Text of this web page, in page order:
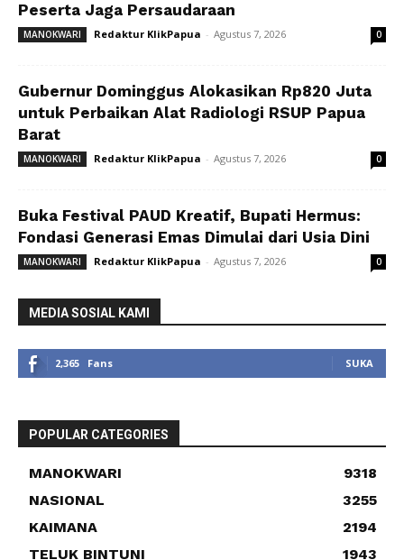
Peserta Jaga Persaudaraan
MANOKWARI Redaktur KlikPapua - Agustus 7, 2026 0
Gubernur Dominggus Alokasikan Rp820 Juta
untuk Perbaikan Alat Radiologi RSUP Papua
Barat
MANOKWARI Redaktur KlikPapua - Agustus 7, 2026 0
Buka Festival PAUD Kreatif, Bupati Hermus:
Fondasi Generasi Emas Dimulai dari Usia Dini
MANOKWARI Redaktur KlikPapua - Agustus 7, 2026 0
MEDIA SOSIAL KAMI
2,365 Fans SUKA
POPULAR CATEGORIES
MANOKWARI
9318
NASIONAL
3255
KAIMANA
2194
TELUK BINTUNI
1943